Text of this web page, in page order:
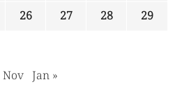
26 27 28
29
Nov Jan »